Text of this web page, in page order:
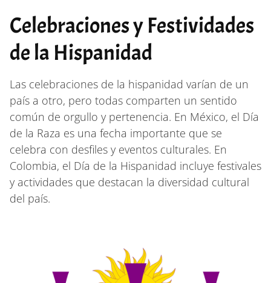
Celebraciones y Festividades
de la Hispanidad
Las celebraciones de la hispanidad varían de un
país a otro, pero todas comparten un sentido
común de orgullo y pertenencia. En México, el Día
de la Raza es una fecha importante que se
celebra con desfiles y eventos culturales. En
Colombia, el Día de la Hispanidad incluye festivales
y actividades que destacan la diversidad cultural
del país.